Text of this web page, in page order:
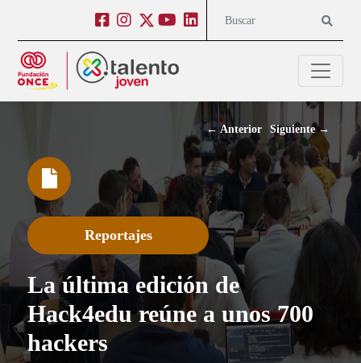
FacebookInstagram
TwitterYoutube
Buscar
← Anterior Siguiente →
La última edición de
Hack4edu reúne a unos 700
hackers
Reportajes